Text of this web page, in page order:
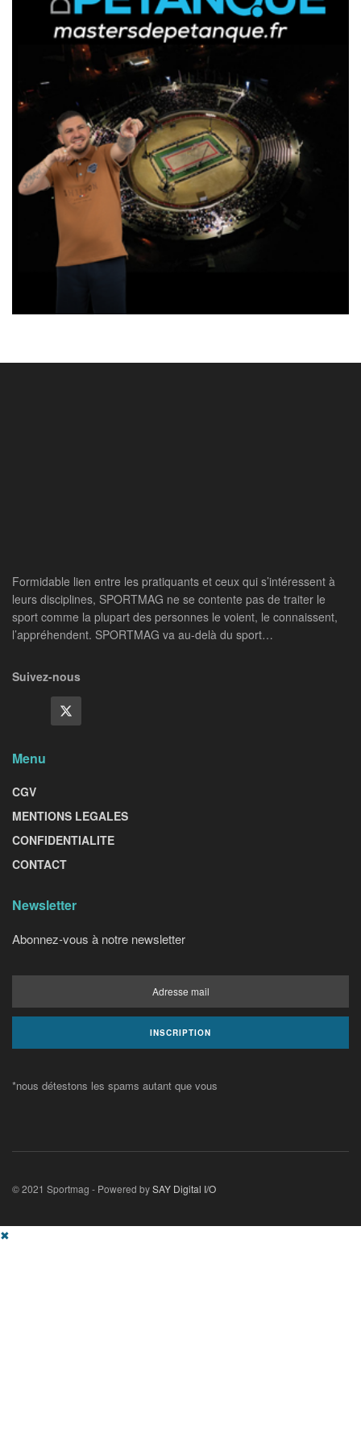
Formidable lien entre les pratiquants et ceux qui s’intéressent à
leurs disciplines, SPORTMAG ne se contente pas de traiter le
sport comme la plupart des personnes le voient, le connaissent,
l’appréhendent. SPORTMAG va au-delà du sport…
Suivez-nous
Menu
CGV
MENTIONS LEGALES
CONFIDENTIALITE
CONTACT
Newsletter
Abonnez-vous à notre newsletter
*nous détestons les spams autant que vous
© 2021 Sportmag - Powered bySAY Digital I/O
✖